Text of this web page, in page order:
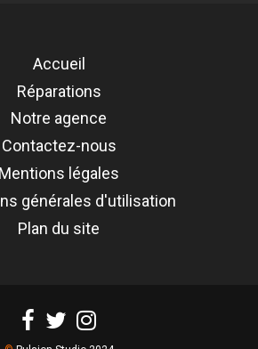
Accueil
Réparations
Notre agence
Contactez-nous
Mentions légales
générales d'utilisation
Plan du site